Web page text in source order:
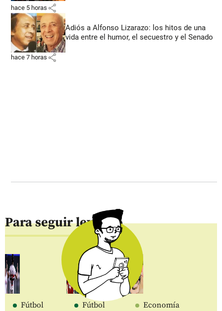
hace 5 horas share
Adiós a Alfonso Lizarazo: los hitos de una
vida entre el humor, el secuestro y el Senado
hace 7 horas share
Para seguir leyendo
Fútbol Fútbol Economía